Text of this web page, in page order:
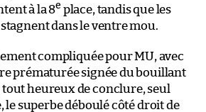
à la 8e place, tandis que les
stagnent dans le ventre mou.
compliquée pour MU, avec
prématurée signée du bouillant
tout heureux de conclure, seul
le superbe déboulé côté droit de